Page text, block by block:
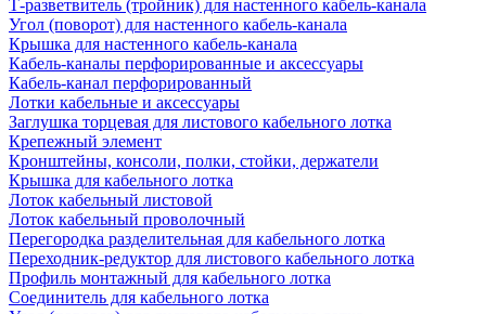
Т-разветвитель (тройник) для настенного кабель-канала
Угол (поворот) для настенного кабель-канала
Крышка для настенного кабель-канала
Кабель-каналы перфорированные и аксессуары
Кабель-канал перфорированный
Лотки кабельные и аксессуары
Заглушка торцевая для листового кабельного лотка
Крепежный элемент
Кронштейны, консоли, полки, стойки, держатели
Крышка для кабельного лотка
Лоток кабельный листовой
Лоток кабельный проволочный
Перегородка разделительная для кабельного лотка
Переходник-редуктор для листового кабельного лотка
Профиль монтажный для кабельного лотка
Соединитель для кабельного лотка